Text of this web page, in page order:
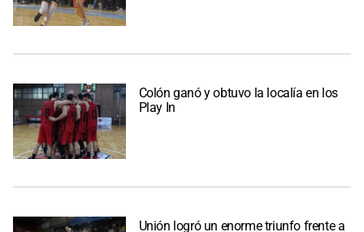
Colón ganó y obtuvo la localía en los
Play In
Unión logró un enorme triunfo frente a